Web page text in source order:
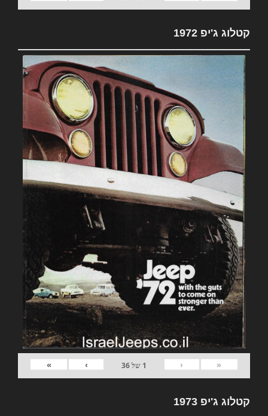
קטלוג ג'יפ 1972
«
‹
1 של36
›
»
קטלוג ג'יפ 1973